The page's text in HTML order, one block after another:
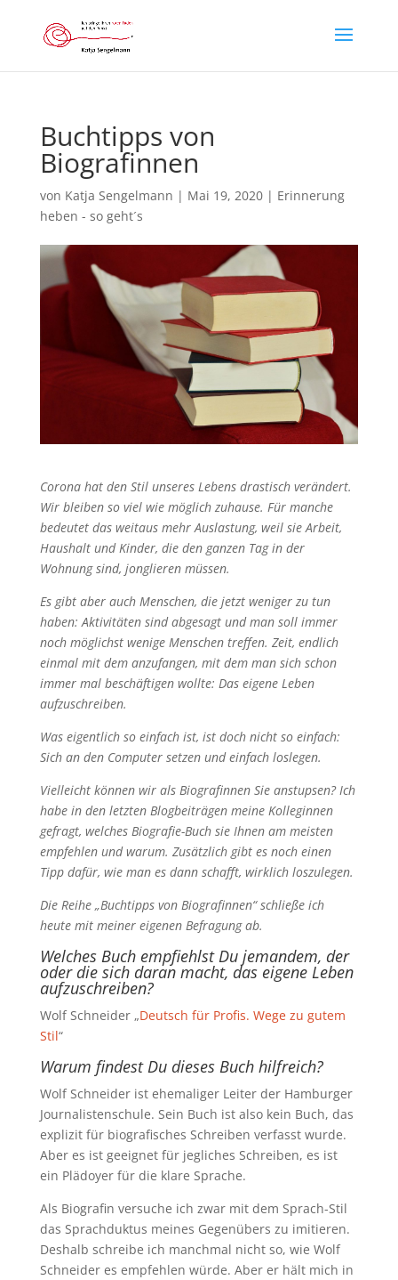
Buchtipps von
Biografinnen
von Katja Sengelmann | Mai 19, 2020| Erinnerung
heben - so geht´s
Corona hat den Stil unseres Lebens drastisch verändert.
Wir bleiben so viel wie möglich zuhause. Für manche
bedeutet das weitaus mehr Auslastung, weil sie Arbeit,
Haushalt und Kinder, die den ganzen Tag in der
Wohnung sind, jonglieren müssen.
Es gibt aber auch Menschen, die jetzt weniger zu tun
haben: Aktivitäten sind abgesagt und man soll immer
noch möglichst wenige Menschen treffen. Zeit, endlich
einmal mit dem anzufangen, mit dem man sich schon
immer mal beschäftigen wollte: Das eigene Leben
aufzuschreiben.
Was eigentlich so einfach ist, ist doch nicht so einfach:
Sich an den Computer setzen und einfach loslegen.
Vielleicht können wir als Biografinnen Sie anstupsen? Ich
habe in den letzten Blogbeiträgen meine Kolleginnen
gefragt, welches Biografie-Buch sie Ihnen am meisten
empfehlen und warum. Zusätzlich gibt es noch einen
Tipp dafür, wie man es dann schafft, wirklich loszulegen.
Die Reihe „Buchtipps von Biografinnen“ schließe ich
heute mit meiner eigenen Befragung ab.
Welches Buch empfiehlst Du jemandem, der
oder die sich daran macht, das eigene Leben
aufzuschreiben?
Wolf Schneider „Deutsch für Profis. Wege zu gutem
Stil“
Warum findest Du dieses Buch hilfreich?
Wolf Schneider ist ehemaliger Leiter der Hamburger
Journalistenschule. Sein Buch ist also kein Buch, das
explizit für biografisches Schreiben verfasst wurde.
Aber es ist geeignet für jegliches Schreiben, es ist
ein Plädoyer für die klare Sprache.
Als Biografin versuche ich zwar mit dem Sprach-Stil
das Sprachduktus meines Gegenübers zu imitieren.
Deshalb schreibe ich manchmal nicht so, wie Wolf
Schneider es empfehlen würde. Aber er hält mich in